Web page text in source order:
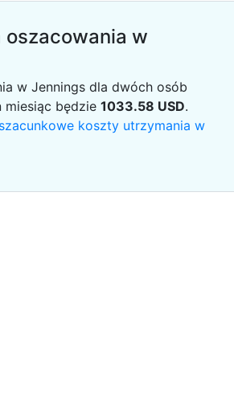
oszacowania w
w Jennings dla dwóch osób
miesiąc będzie 1033.58 USD.
koszty utrzymania w